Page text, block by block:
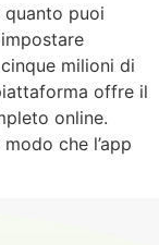
puoi
milioni di
offre il
online.
che l’app